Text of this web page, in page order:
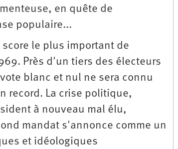
en quête de
populaire...
le plus important de
Près d'un tiers des électeurs
blanc et nul ne sera connu
record. La crise politique,
à nouveau mal élu,
mandat s'annonce comme un
et idéologiques